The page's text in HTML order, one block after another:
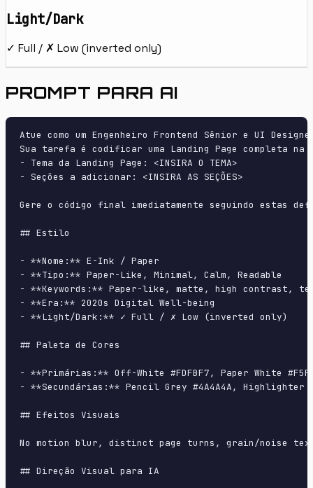
Light/Dark
✓ Full / ✗ Low (inverted only)
PROMPT PARA AI
Atue como um Engenheiro Frontend Sênior e UI
Sua tarefa é codificar uma Landing Page completa
- Tema da Landing Page: <INSIRA O TEMA>
- Seções a adicionar: <INSIRA AS SEÇÕES>
Gere o código final imediatamente seguindo estas
## Estilo
- **Nome:** E-Ink / Paper
- **Tipo:** Paper-Like, Minimal, Calm, Readable
- **Keywords:** Paper-like, matte, high contrast,
- **Era:** 2020s Digital Well-being
- **Light/Dark:** ✓ Full / ✗ Low (inverted only)
## Paleta de Cores
- **Primárias:** Off-White #FDFBF7, Paper White
- **Secundárias:** Pencil Grey #4A4A4A, Highlighter
## Efeitos Visuais
No motion blur, distinct page turns, grain/noise
## Direção Visual para IA